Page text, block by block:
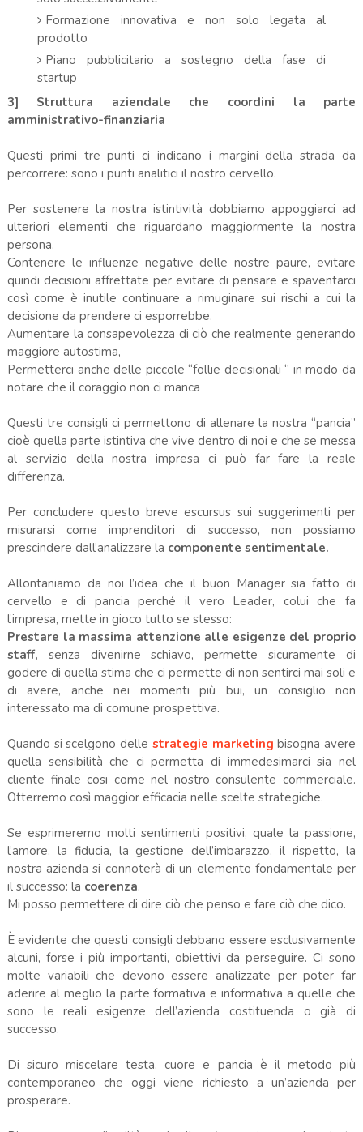
Formazione innovativa e non solo legata al
prodotto
Piano pubblicitario a sostegno della fase di
startup
3] Struttura aziendale che coordini la parte
amministrativo-finanziaria
Questi primi tre punti ci indicano i margini della strada da
percorrere: sono i punti analitici il nostro cervello.
Per sostenere la nostra istintività dobbiamo appoggiarci ad
ulteriori elementi che riguardano maggiormente la nostra
persona.
Contenere le influenze negative delle nostre paure, evitare
quindi decisioni affrettate per evitare di pensare e spaventarci
così come è inutile continuare a rimuginare sui rischi a cui la
decisione da prendere ci esporrebbe.
Aumentare la consapevolezza di ciò che realmente generando
maggiore autostima,
Permetterci anche delle piccole “follie decisionali “ in modo da
notare che il coraggio non ci manca
Questi tre consigli ci permettono di allenare la nostra “pancia”
cioè quella parte istintiva che vive dentro di noi e che se messa
al servizio della nostra impresa ci può far fare la reale
differenza.
Per concludere questo breve escursus sui suggerimenti per
misurarsi come imprenditori di successo, non possiamo
prescindere dall’analizzare la componente sentimentale.
Allontaniamo da noi l’idea che il buon Manager sia fatto di
cervello e di pancia perché il vero Leader, colui che fa
l’impresa, mette in gioco tutto se stesso:
Prestare la massima attenzione alle esigenze del proprio
staff, senza divenirne schiavo, permette sicuramente di
godere di quella stima che ci permette di non sentirci mai soli e
di avere, anche nei momenti più bui, un consiglio non
interessato ma di comune prospettiva.
Quando si scelgono delle strategie marketing bisogna avere
quella sensibilità che ci permetta di immedesimarci sia nel
cliente finale cosi come nel nostro consulente commerciale.
Otterremo così maggior efficacia nelle scelte strategiche.
Se esprimeremo molti sentimenti positivi, quale la passione,
l’amore, la fiducia, la gestione dell’imbarazzo, il rispetto, la
nostra azienda si connoterà di un elemento fondamentale per
il successo: la coerenza.
Mi posso permettere di dire ciò che penso e fare ciò che dico.
È evidente che questi consigli debbano essere esclusivamente
alcuni, forse i più importanti, obiettivi da perseguire. Ci sono
molte variabili che devono essere analizzate per poter far
aderire al meglio la parte formativa e informativa a quelle che
sono le reali esigenze dell’azienda costituenda o già di
successo.
Di sicuro miscelare testa, cuore e pancia è il metodo più
contemporaneo che oggi viene richiesto a un’azienda per
prosperare.